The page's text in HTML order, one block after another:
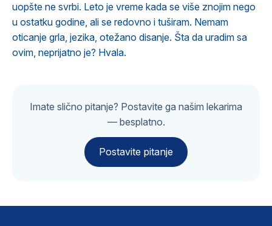
uopšte ne svrbi. Leto je vreme kada se više znojim nego
u ostatku godine, ali se redovno i tuširam. Nemam
oticanje grla, jezika, otežano disanje. Šta da uradim sa
ovim, neprijatno je? Hvala.
Imate slično pitanje? Postavite ga našim lekarima
— besplatno.
Postavite pitanje